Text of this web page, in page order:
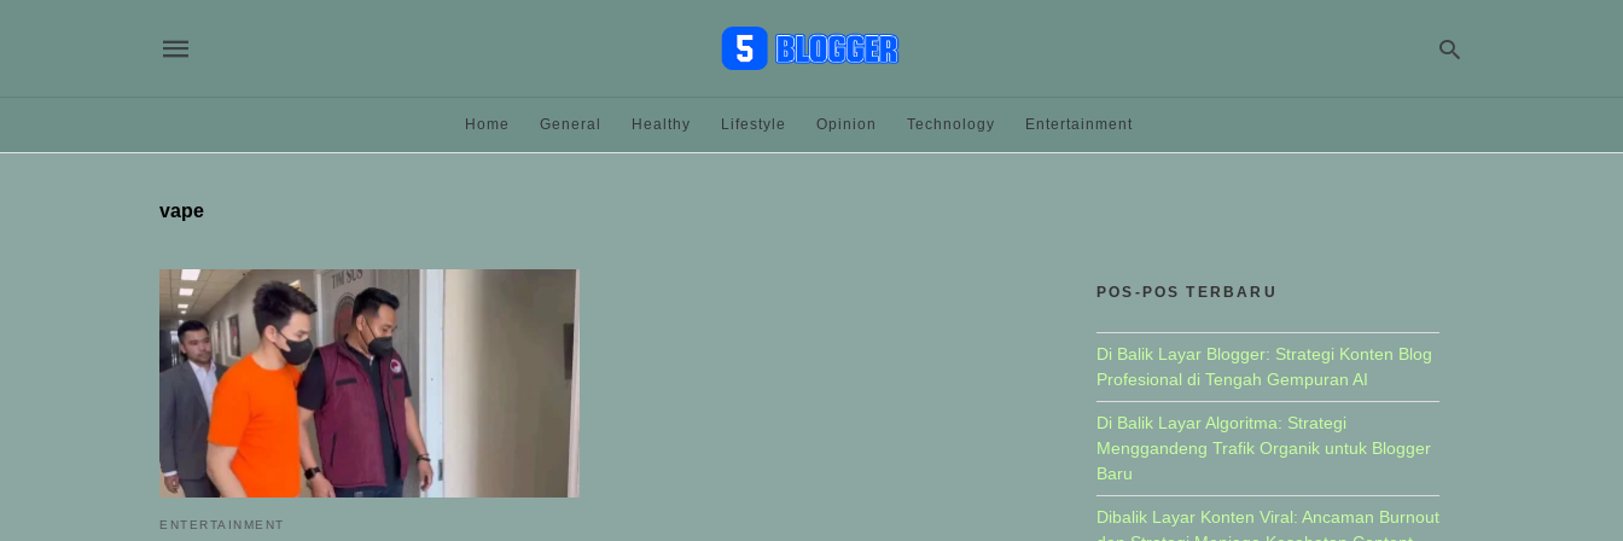
Home General Healthy Lifestyle Opinion Technology Entertainment
vape
ENTERTAINMENT
POS-POS TERBARU
Di Balik Layar Blogger: Strategi Konten Blog
Profesional di Tengah Gempuran AI
Di Balik Layar Algoritma: Strategi
Menggandeng Trafik Organik untuk Blogger
Baru
Dibalik Layar Konten Viral: Ancaman Burnout